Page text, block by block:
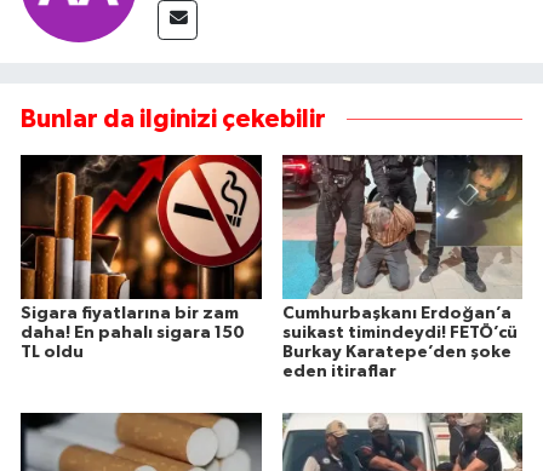
Bunlar da ilginizi çekebilir
Sigara fiyatlarına bir zam
daha! En pahalı sigara 150
TL oldu
Cumhurbaşkanı Erdoğan’a
suikast timindeydi! FETÖ’cü
Burkay Karatepe’den şoke
eden itiraflar